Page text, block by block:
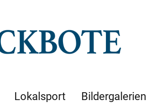
Lokalsport Bildergalerien